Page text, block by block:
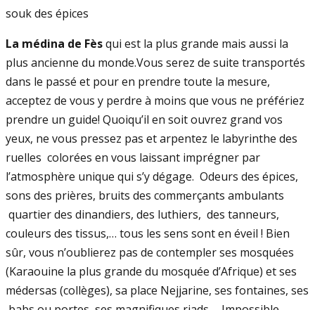
souk des épices
La médina de Fèsqui est la plus grande mais aussi la
plus ancienne du monde.Vous serez de suite transportés
dans le passé et pour en prendre toute la mesure,
acceptez de vous y perdre à moins que vous ne préfériez
prendre un guide! Quoiqu’il en soit ouvrez grand vos
yeux, ne vous pressez pas et arpentez le labyrinthe des
ruelles colorées en vous laissant imprégner par
l’atmosphère unique qui s’y dégage. Odeurs des épices,
sons des prières, bruits des commerçants ambulants
quartier des dinandiers, des luthiers, des tanneurs,
couleurs des tissus,… tous les sens sont en éveil ! Bien
sûr, vous n’oublierez pas de contempler ses mosquées
(Karaouine la plus grande du mosquée d’Afrique) et ses
médersas (collèges), sa place Nejjarine, ses fontaines, ses